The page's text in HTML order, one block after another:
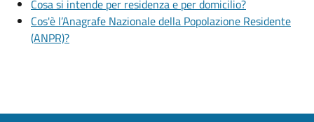
Cosa si intende per residenza e per domicilio?
Cos'è l’Anagrafe Nazionale della Popolazione Residente
(ANPR)?